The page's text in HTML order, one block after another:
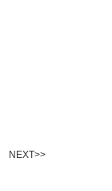
NEXT>>